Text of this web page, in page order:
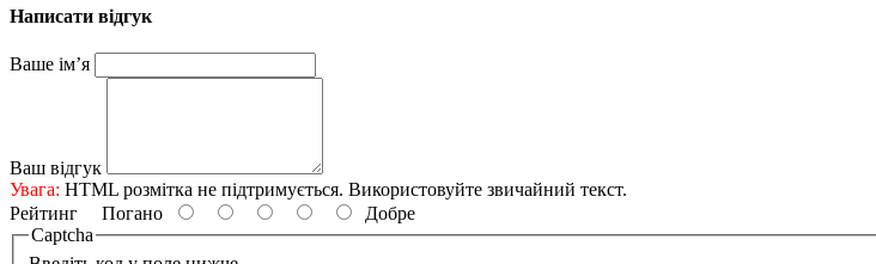
Написати відгук
Ваше ім’я
Ваш відгук
Увага: HTML розмітка не підтримується. Використовуйте звичайний текст.
Рейтинг Погано
Добре
Captcha